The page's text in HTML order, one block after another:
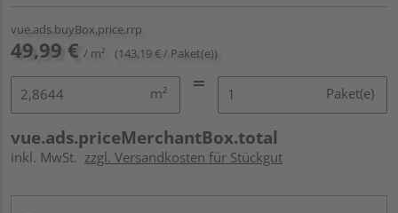
vue.ads.buyBox.price.rrp
49,99 € / m² (143,19 € / Paket(e))
m² Paket(e)
vue.ads.priceMerchantBox.total
inkl. MwSt. zzgl. Versandkosten für Stückgut